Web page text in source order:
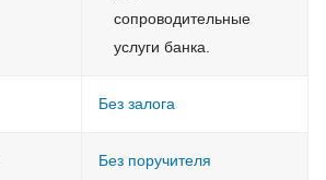
сопроводительные
услуги банка.
Без залога
Без поручителя